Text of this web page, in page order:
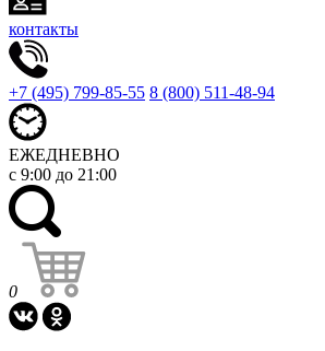
контакты
+7 (495) 799-85-55 8 (800) 511-48-94
ЕЖЕДНЕВНО
с 9:00 до 21:00
0